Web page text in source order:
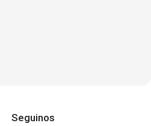
Seguinos